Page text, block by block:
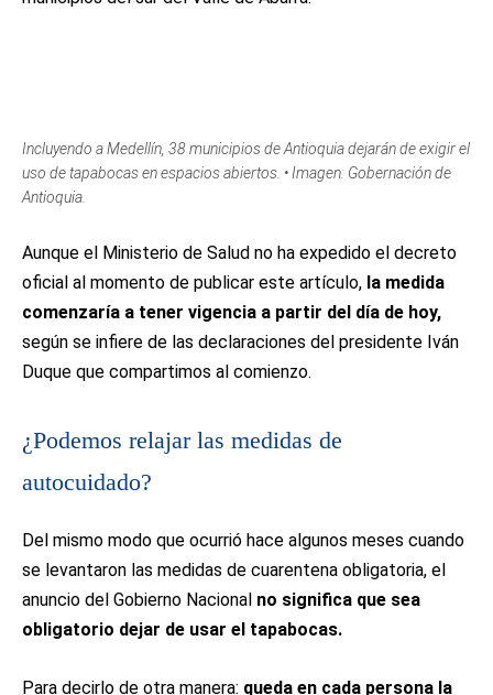
Incluyendo a Medellín, 38 municipios de Antioquia dejarán de exigir el
uso de tapabocas en espacios abiertos. • Imagen: Gobernación de
Antioquia.
Aunque el Ministerio de Salud no ha expedido el decreto
oficial al momento de publicar este artículo, la medida
comenzaría a tener vigencia a partir del día de hoy,
según se infiere de las declaraciones del presidente Iván
Duque que compartimos al comienzo.
¿Podemos relajar las medidas de
autocuidado?
Del mismo modo que ocurrió hace algunos meses cuando
se levantaron las medidas de cuarentena obligatoria, el
anuncio del Gobierno Nacional no significa que sea
obligatorio dejar de usar el tapabocas.
Para decirlo de otra manera: queda en cada persona la